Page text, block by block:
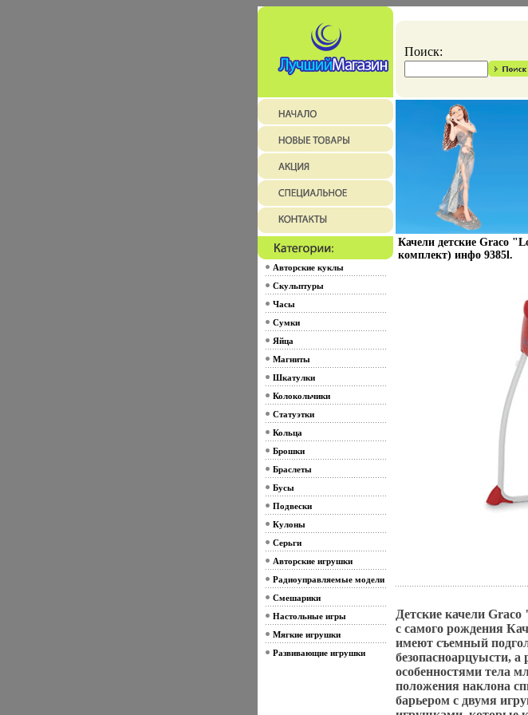
Поиск:
Авторские куклы
Скульптуры
Часы
Сумки
Яйца
Магниты
Шкатулки
Колокольчики
Статуэтки
Кольца
Брошки
Браслеты
Бусы
Подвески
Кулоны
Серьги
Авторские игрушки
Радиоуправляемые модели
Смешарики
Настольные игры
Мягкие игрушки
Развивающие игрушки
Качели детские Graco
комплект) инфо 9385l.
Детские качели
с самого рождения
имеют съемный
безопасноарцуысти, а
особенностями тела
положения наклона
барьером с двумя